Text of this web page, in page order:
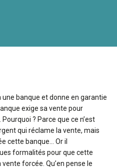
une banque et donne en garantie
exige sa vente pour
? Parce que ce n’est
qui réclame la vente, mais
cette banque… Or il
formalités pour que cette
forcée. Qu’en pense le